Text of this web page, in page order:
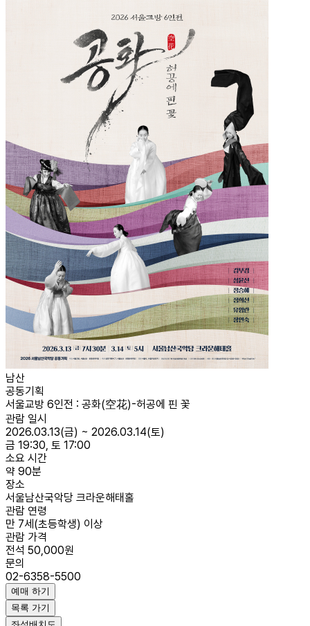
남산
공동기획
서울교방 6인전 : 공화(空花)-허공에 핀 꽃
관람 일시
2026.03.13(금) ~ 2026.03.14(토)
금 19:30, 토 17:00
소요 시간
약 90분
장소
서울남산국악당 크라운해태홀
관람 연령
만 7세(초등학생) 이상
관람 가격
전석 50,000원
문의
02-6358-5500
예매 하기
목록 가기